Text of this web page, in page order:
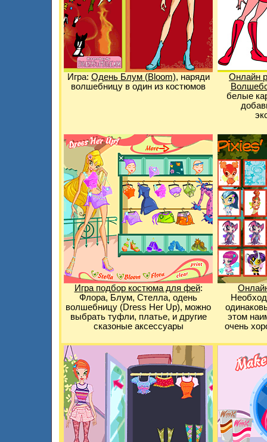
Игра: Одень Блум (Bloom), наряди
волшебницу в один из костюмов
Онлайн
белые
Игра подбор костюма для фей:
Флора, Блум, Стелла, одень
волшебницу (Dress Her Up), можно
выбрать туфли, платье, и другие
сказоные аксессуары
этом
очень